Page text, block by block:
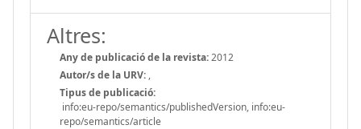
Altres:
Any de publicació de la revista:2012
Autor/s de la URV: ,
Tipus de publicació:
info:eu-repo/semantics/publishedVersion, info:eu-
repo/semantics/article